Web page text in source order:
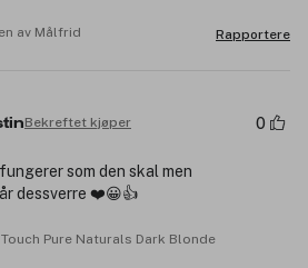
av Målfrid
Rapportere
Bekreftet kjøper 0
som den skal men
dessverre ❤️😀👍
Pure Naturals Dark Blonde